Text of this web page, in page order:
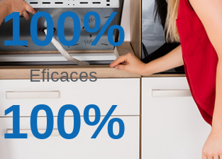
Eficaces
100%
100%